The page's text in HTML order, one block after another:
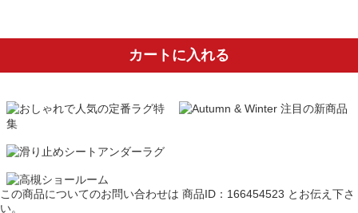
カートに入れる
この商品についてのお問い合わせは 商品ID：166454523 とお伝え下さ
い。